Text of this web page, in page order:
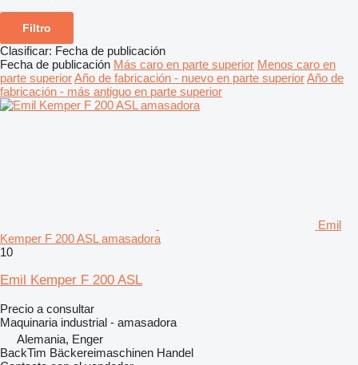
Filtro
Clasificar: Fecha de publicación
Fecha de publicación Más caro en parte superior Menos caro en
parte superiorAño de fabricación - nuevo en parte superiorAño de
fabricación - más antiguo en parte superior
Emil
Kemper F 200 ASL amasadora
10
Emil Kemper F 200 ASL
Precio a consultar
Maquinaria industrial - amasadora
Alemania, Enger
BackTim Bäckereimaschinen Handel